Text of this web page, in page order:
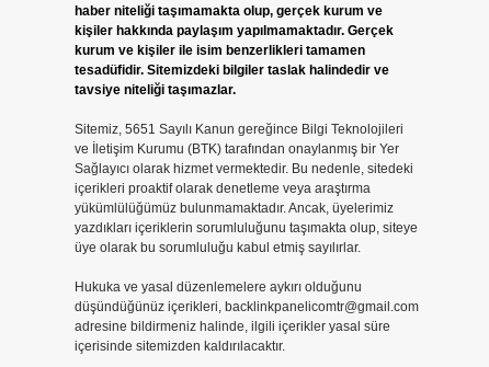
haber niteliği taşımamakta olup, gerçek kurum ve
kişiler hakkında paylaşım yapılmamaktadır. Gerçek
kurum ve kişiler ile isim benzerlikleri tamamen
tesadüfidir. Sitemizdeki bilgiler taslak halindedir ve
tavsiye niteliği taşımazlar.
Sitemiz, 5651 Sayılı Kanun gereğince Bilgi Teknolojileri
ve İletişim Kurumu (BTK) tarafından onaylanmış bir Yer
Sağlayıcı olarak hizmet vermektedir. Bu nedenle, sitedeki
içerikleri proaktif olarak denetleme veya araştırma
yükümlülüğümüz bulunmamaktadır. Ancak, üyelerimiz
yazdıkları içeriklerin sorumluluğunu taşımakta olup, siteye
üye olarak bu sorumluluğu kabul etmiş sayılırlar.
Hukuka ve yasal düzenlemelere aykırı olduğunu
düşündüğünüz içerikleri, backlinkpanelicomtr@gmail.com
adresine bildirmeniz halinde, ilgili içerikler yasal süre
içerisinde sitemizden kaldırılacaktır.